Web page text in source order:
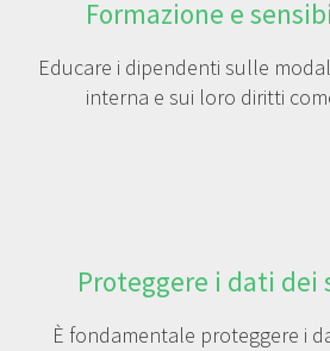
Formazione e
Educare i dipendenti sulle
interna e sui loro diritti
Proteggere i dati dei
È fondamentale proteggere i